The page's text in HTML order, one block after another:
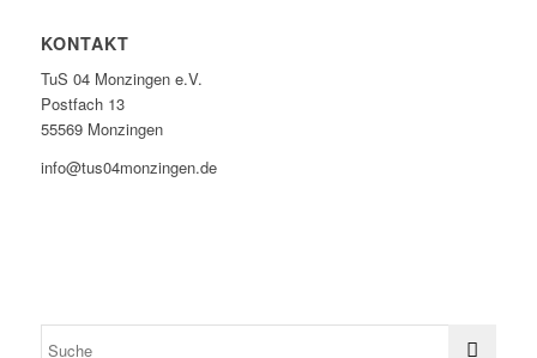
KONTAKT
TuS 04 Monzingen e.V.
Postfach 13
55569 Monzingen
info@tus04monzingen.de